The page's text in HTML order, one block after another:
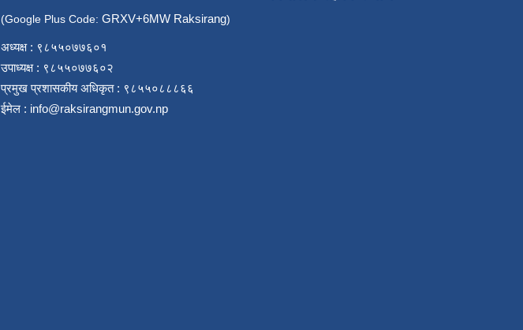
(Google Plus Code: GRXV+6MW Raksirang)
अध्यक्ष : ९८५५०७७६०१
उपाध्यक्ष : ९८५५०७७६०२
प्रमुख प्रशासकीय अधिकृत : ९८५५०८८८६६
ईमेल : info@raksirangmun.gov.np